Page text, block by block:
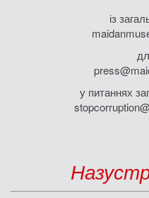
із
у питаннях